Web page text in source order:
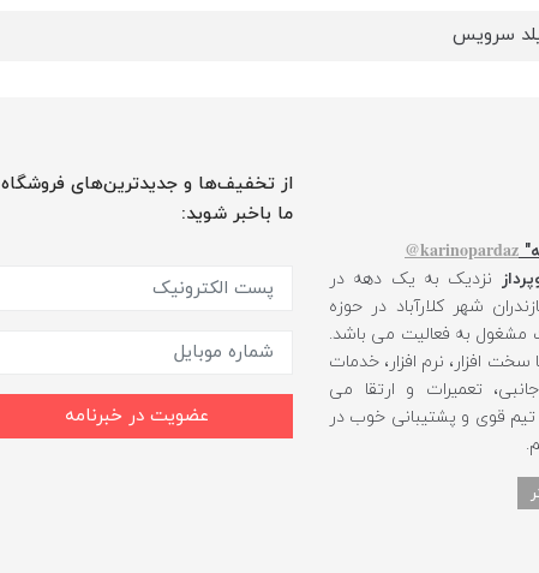
karinopardaz@
نزدیک به یک دهه در
شهر کلارآباد در حوزه
مشغول به فعالیت می باشد.
سخت افزار، نرم افزار، خدمات
تعمیرات و ارتقا می
تیم قوی و پشتیبانی خوب در
از تخفیف‌ها و جدیدترین‌های فروشگاه
ما باخبر شوید:
عضویت در خبرنامه